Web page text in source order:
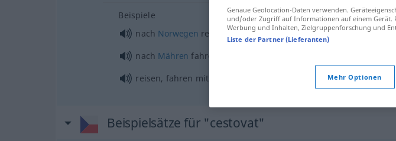
Beispiele
nach Norwegen reisen
nach Mähren fahren
reisen, fahren mit
cestovat
Beispielsätze für "cestovat"
Genaue Geolocation-Daten verwenden.
und/oder Zugriff auf Informationen auf einem Gerät.
Werbung und Inhalten, Zielgruppenforschung und
Liste der Partner (Lieferanten)
Mehr Optionen